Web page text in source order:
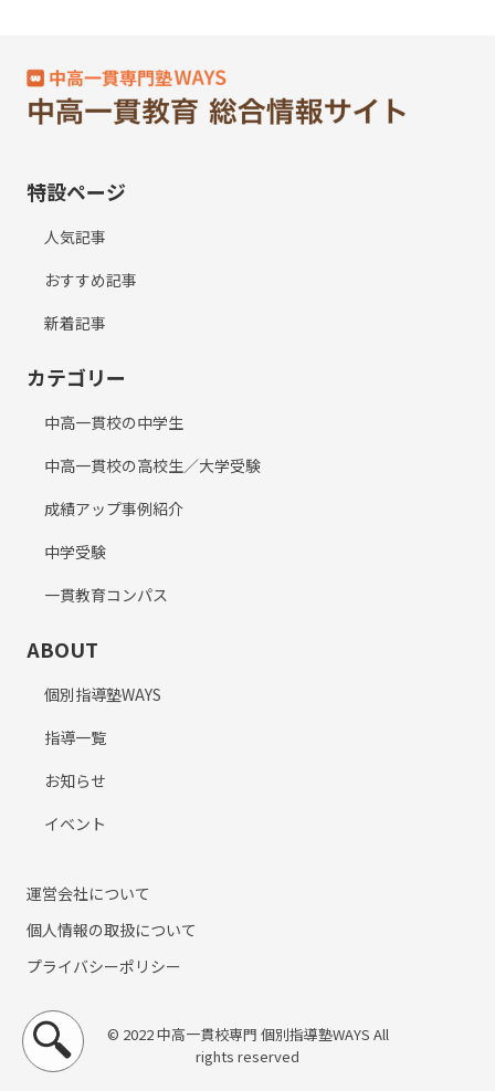
特設ページ
人気記事
おすすめ記事
新着記事
カテゴリー
中高一貫校の中学生
中高一貫校の高校生／大学受験
成績アップ事例紹介
中学受験
一貫教育コンパス
ABOUT
個別指導塾WAYS
指導一覧
お知らせ
イベント
運営会社について
個人情報の取扱について
プライバシーポリシー
© 2022 中高一貫校専門 個別指導塾WAYS All
rights reserved